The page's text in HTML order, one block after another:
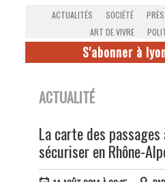
ACTUALITÉS SOCIÉTÉ
ART DE VIVRE
S'abonner à
ACTUALITÉ
La carte des passages
sécuriser en Rhône-